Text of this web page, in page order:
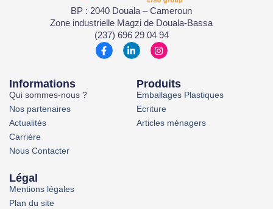
BP : 2040 Douala – Cameroun
Zone industrielle Magzi de Douala-Bassa
(237) 696 29 04 94
Informations
Qui sommes-nous ?
Nos partenaires
Actualités
Carrière
Nous Contacter
Produits
Emballages Plastiques
Ecriture
Articles ménagers
Légal
Mentions légales
Plan du site